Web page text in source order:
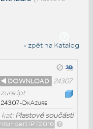
« zpět na Katalog
◄ DOWNLOAD 24307
DkAzure
kat:Plastové součásti
part IPT2016